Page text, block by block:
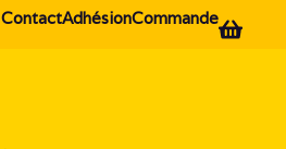
Commande
Adhésion
Contact